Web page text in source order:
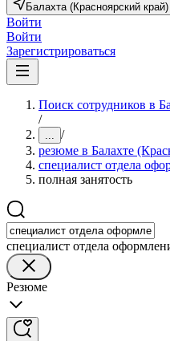
Балахта (Красноярский край)
Войти
Войти
Зарегистрироваться
Поиск сотрудников в
/
... /
резюме в Балахте
специалист отдела
полная занятость
специалист отдела
Резюме